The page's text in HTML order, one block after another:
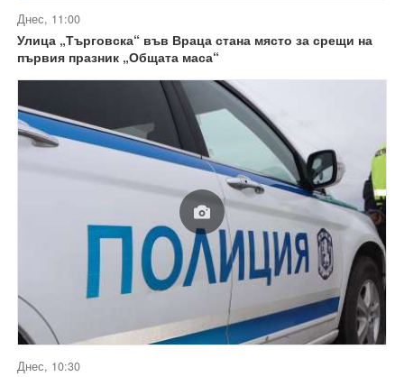
Днес, 11:00
Улица „Търговска“ във Враца стана място за срещи на
първия празник „Общата маса“
Днес, 10:30